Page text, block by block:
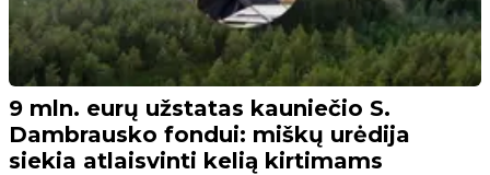
9 mln. eurų užstatas kauniečio S.
Dambrausko fondui: miškų urėdija
siekia atlaisvinti kelią kirtimams